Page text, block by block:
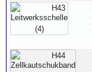
H43
H44